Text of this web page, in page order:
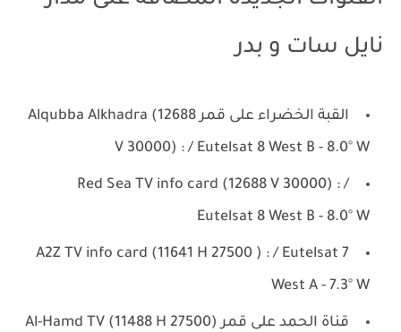
نايل سات و بدر
القبة الخضراء على قمر Alqubba Alkhadra (12688
V 30000) : / Eutelsat 8 West B - 8.0° W
Red Sea TV info card (12688 V 30000) : /
Eutelsat 8 West B - 8.0° W
A2Z TV info card (11641 H 27500 ) : / Eutelsat 7
West A - 7.3° W
قناة الحمد على قمر Al-Hamd TV (11488 H 27500)